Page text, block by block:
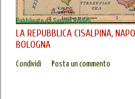
Pubblicato daSimona Rinaldi
LA REPUBBLICA CISALPINA,
BOLOGNA
Condividi Posta un commento